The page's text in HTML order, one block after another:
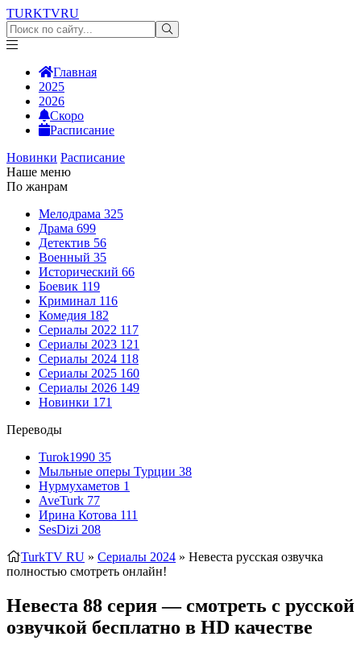
TURKTVRU
Главная
2025
2026
Скоро
Расписание
Новинки Расписание
Наше меню
По жанрам
Мелодрама 325
Драма 699
Детектив 56
Военный 35
Исторический 66
Боевик 119
Криминал 116
Комедия 182
Сериалы 2022 117
Сериалы 2023 121
Сериалы 2024 118
Сериалы 2025 160
Сериалы 2026 149
Новинки 171
Переводы
Turok1990 35
Мыльные оперы Турции 38
Нурмухаметов 1
AveTurk 77
Ирина Котова 111
SesDizi 208
TurkTV RU » Сериалы 2024 » Невеста русская озвучка
полностью смотреть онлайн!
Невеста 88 серия — смотреть с русской
озвучкой бесплатно в HD качестве